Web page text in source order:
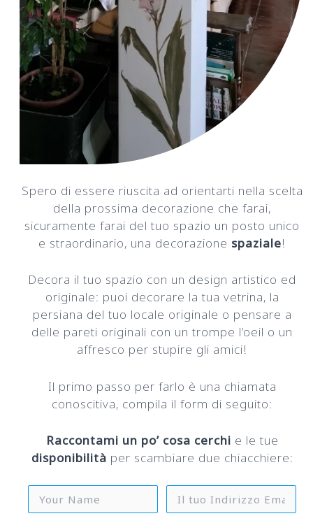
Spero di essere riuscita ad orientarti nella scelta
della prossima decorazione che farai,
sicuramente farai del tuo spazio un posto unico
e straordinario, una decorazione spaziale!
Decora il tuo spazio con un design artistico ed
originale: puoi decorare la tua vetrina, la
persiana del tuo locale originale o pensare a
delle pareti originali con un trompe l’oeil o un
affresco per stupire gli amici!
Il primo passo per farlo è una chiamata
conoscitiva, compila il form di seguito:
Raccontami un po’ cosa cerchi e le tue
disponibilità per scambiare due chiacchiere: